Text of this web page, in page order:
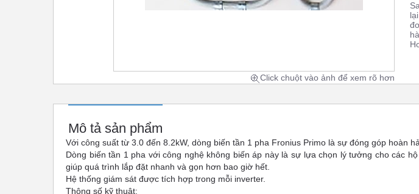
Click chuột vào ảnh để xem rõ hơn
Mô tả sản phẩm
Với công suất từ 3.0 đến 8.2kW, dòng biến tần 1 pha Fronius Primo là sự đóng góp hoàn
Dòng biến tần 1 pha với công nghệ không biến áp này là sự lựa chọn lý tưởng cho các
giúp quá trình lắp đặt nhanh và gọn hơn bao giờ hết.
Hệ thống giám sát được tích hợp trong mỗi inverter.
Thông số kỹ thuật: